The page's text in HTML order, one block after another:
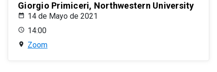
Giorgio Primiceri, Northwestern University
14 de Mayo de 2021
14:00
Zoom